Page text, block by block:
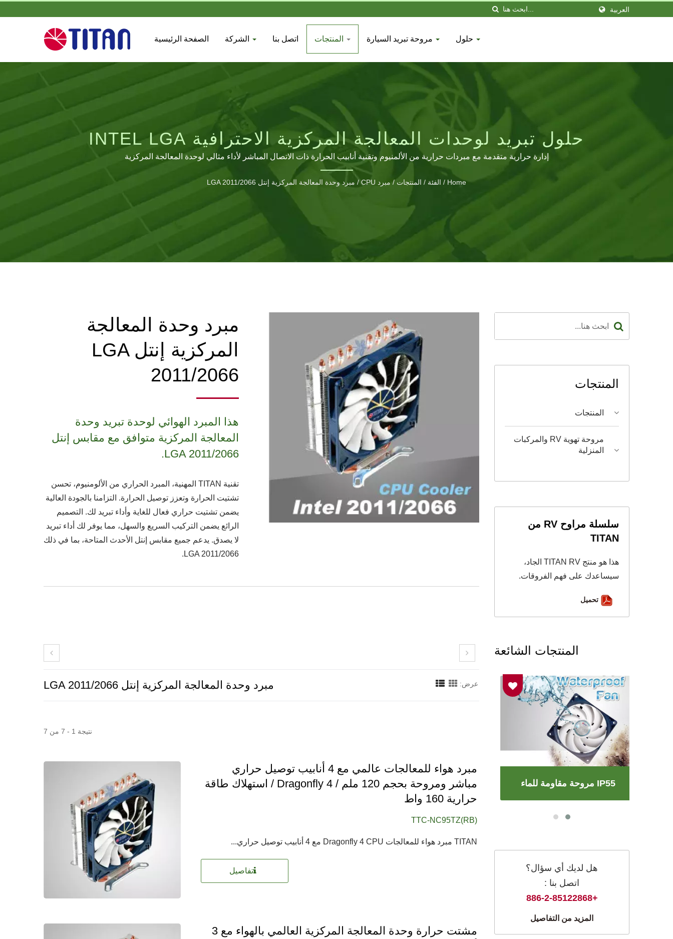
العربية
الصفحة الرئيسية اتصل بنا
حلول تبريد لوحدات المعالجة المركزية الاحترافية INTEL LGA
2011/2066
إدارة حرارية متقدمة مع مبردات حرارية من الألمنيوم وتقنية أنابيب الحرارة ذات الاتصال المباشر لأداء مثالي لوحدة المعالجة المركزية
Home
/ الفئة / المنتجات / مبرد CPU / مبرد وحدة المعالجة المركزية إنتل LGA 2011/2066
مبرد وحدة المعالجة
المركزية إنتل LGA
2011/2066
هذا المبرد الهوائي لوحدة تبريد وحدة
المعالجة المركزية متوافق مع مقابس إنتل
LGA 2011/2066.
تقنية TITAN المهنية، المبرد الحراري من الألومنيوم، تحسن
تشتيت الحرارة وتعزز توصيل الحرارة. التزامنا بالجودة العالية
يضمن تشتيت حراري فعال للغاية وأداء تبريد لك. التصميم
الرائع يضمن التركيب السريع والسهل، مما يوفر لك أداء تبريد
لا يصدق. يدعم جميع مقابس إنتل الأحدث المتاحة، بما في ذلك
LGA 2011/2066.
مبرد وحدة المعالجة المركزية إنتل LGA 2011/2066 عرض:
نتيجة 1 - 7 من 7
مبرد هواء للمعالجات عالمي مع 4 أنابيب توصيل حراري
مباشر ومروحة بحجم 120 ملم / Dragonfly 4 / استهلاك طاقة
حرارية 160 واط
TTC-NC95TZ(RB)
TITAN مبرد هواء للمعالجات Dragonfly 4 CPU مع 4 أنابيب توصيل حراري...
تفاصيل
مشتت حرارة وحدة المعالجة المركزية العالمي بالهواء مع 3
المنتجات
المنتجات
مروحة تهوية RV والمركبات
المنزلية
سلسلة مراوح RV من
TITAN
هذا هو منتج TITAN RV الجاد،
سيساعدك على فهم الفروقات.
تحميل
المنتجات الشائعة
مروحة ثلاجة RV مروحة مقاومة للماء IP55 مروحة ثلاجة RV مروحة مقاومة للماء IP55
هل لديك أي سؤال؟
اتصل بنا :
+886-2-85122868
المزيد من التفاصيل